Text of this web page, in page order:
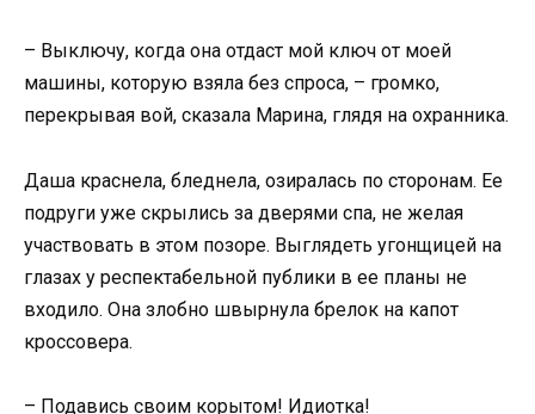
– Выключу, когда она отдаст мой ключ от моей
машины, которую взяла без спроса, – громко,
перекрывая вой, сказала Марина, глядя на охранника.
Даша краснела, бледнела, озиралась по сторонам. Ее
подруги уже скрылись за дверями спа, не желая
участвовать в этом позоре. Выглядеть угонщицей на
глазах у респектабельной публики в ее планы не
входило. Она злобно швырнула брелок на капот
кроссовера.
– Подавись своим корытом! Идиотка!